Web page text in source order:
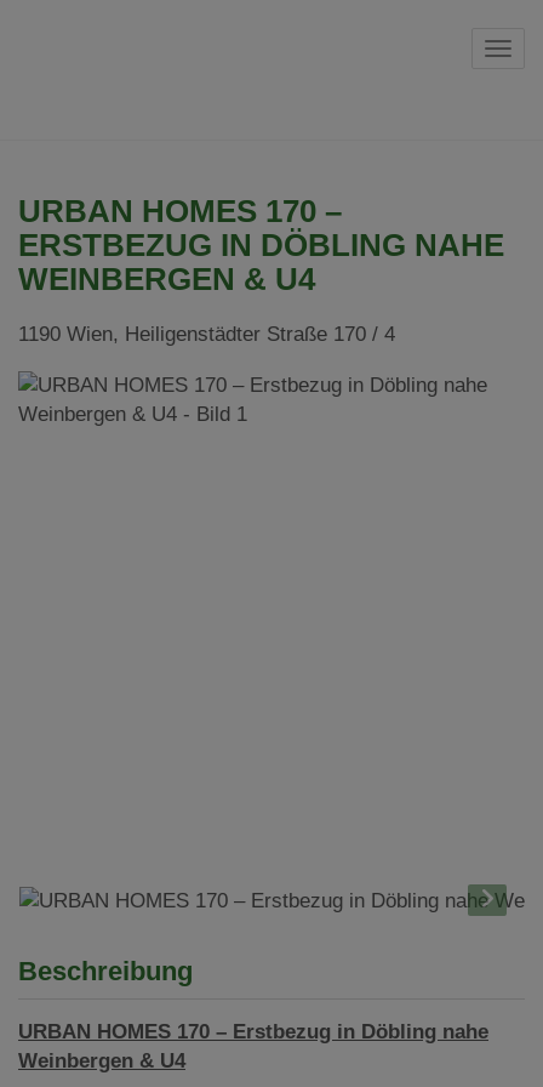
URBAN HOMES 170 –
ERSTBEZUG IN DÖBLING NAHE
WEINBERGEN & U4
1190 Wien, Heiligenstädter Straße 170 / 4
Beschreibung
URBAN HOMES 170 – Erstbezug in Döbling nahe
Weinbergen & U4